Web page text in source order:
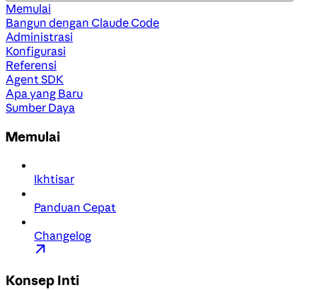
Memulai
Bangun dengan Claude Code
Administrasi
Konfigurasi
Referensi
Agent SDK
Apa yang Baru
Sumber Daya
Memulai
Ikhtisar
Panduan Cepat
Changelog
Konsep Inti